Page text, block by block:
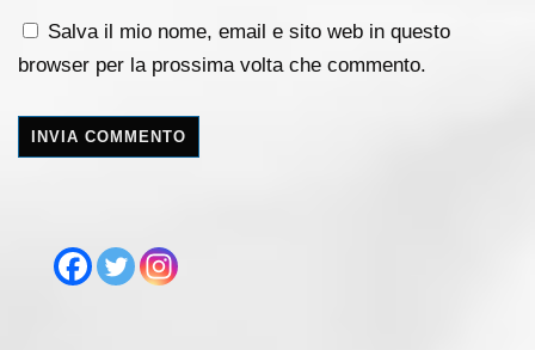
Salva il mio nome, email e sito web in questo
browser per la prossima volta che commento.